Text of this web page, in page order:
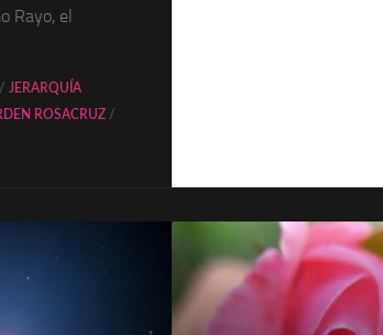
Rayo, el
/ JERARQUÍA
ROSACRUZ /